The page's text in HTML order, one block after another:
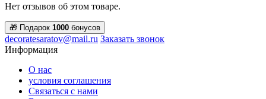
Нет отзывов об этом товаре.
🎁 Подарок 1000 бонусов
decoratesaratov@mail.ru Заказать звонок
Информация
О нас
условия соглашения
Связаться с нами